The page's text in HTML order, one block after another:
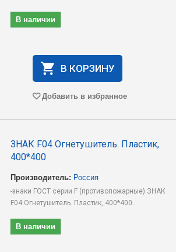
В наличии
В КОРЗИНУ
Добавить в избранное
ЗНАК F04 Огнетушитель. Пластик,
400*400
Производитель: Россия
-знаки ГОСТ серии F (противопожарные) ЗНАК
F04 Огнетушитель. Пластик, 400*400..
В наличии